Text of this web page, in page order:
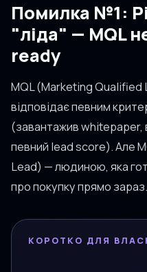
Помилка №1:
"ліда" — MQL
ready
MQL (Marketing
відповідає певним
(завантажив whitepaper,
певний lead score). Але
Lead) — людиною, яка
про покупку прямо зараз.
КОРОТКО ДЛЯ